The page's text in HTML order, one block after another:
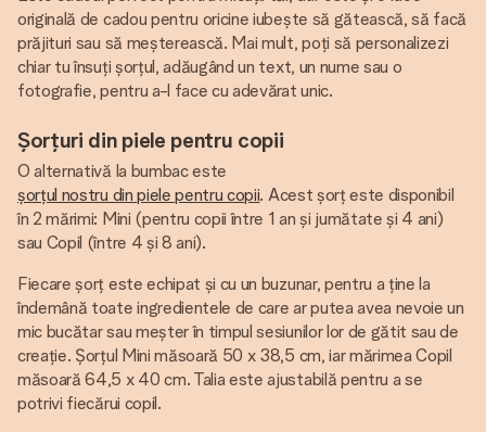
originală de cadou pentru oricine iubește să gătească, să facă
prăjituri sau să meșterească. Mai mult, poți să personalizezi
chiar tu însuți șorțul, adăugând un text, un nume sau o
fotografie, pentru a-l face cu adevărat unic.
Șorțuri din piele pentru copii
O alternativă la bumbac este
șorțul nostru din piele pentru copii. Acest șorț este disponibil
în 2 mărimi: Mini (pentru copii între 1 an și jumătate și 4 ani)
sau Copil (între 4 și 8 ani).
Fiecare șorț este echipat și cu un buzunar, pentru a ține la
îndemână toate ingredientele de care ar putea avea nevoie un
mic bucătar sau meșter în timpul sesiunilor lor de gătit sau de
creație. Șorțul Mini măsoară 50 x 38,5 cm, iar mărimea Copil
măsoară 64,5 x 40 cm. Talia este ajustabilă pentru a se
potrivi fiecărui copil.